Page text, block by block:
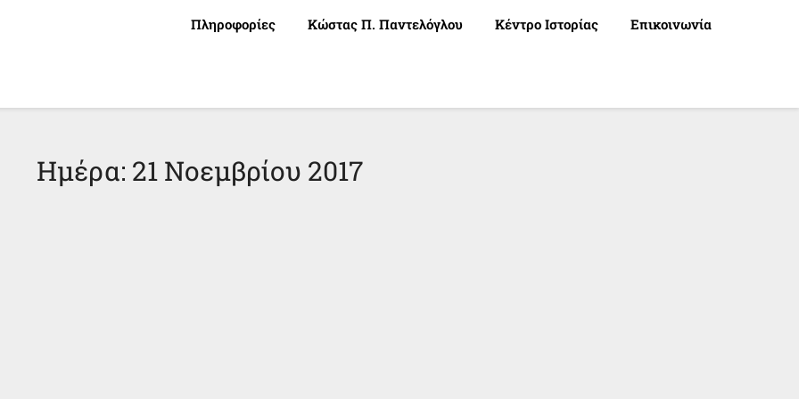
Πληροφορίες Κώστας Π. Παντελόγλου Κέντρο Ιστορίας Επικοινωνία
Ημέρα: 21 Νοεμβρίου 2017